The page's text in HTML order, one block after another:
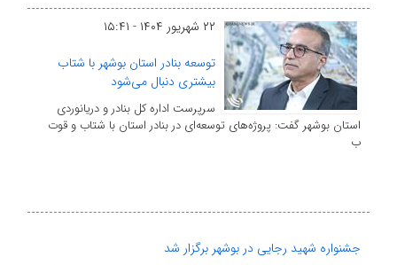
۲۲ شهریور ۱۴۰۴ - ۱۵:۴۱
توسعه بنادر استان بوشهر با شتاب
بیشتری دنبال می‌شود
سرپرست اداره کل بنادر و دریانوردی
استان بوشهر گفت: پروژه‌های توسعه‌ای در بنادر استان با شتاب و قوت
ب
جشنواره شهید رجایی در بوشهر برگزار شد